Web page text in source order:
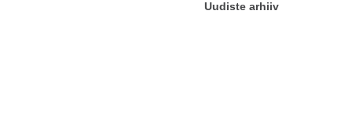
Uudiste arhiiv